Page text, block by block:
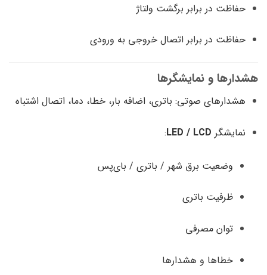
حفاظت در برابر برگشت ولتاژ
حفاظت در برابر اتصال خروجی به ورودی
هشدارها و نمایشگرها
هشدارهای صوتی: باتری، اضافه بار، خطا، دما، اتصال اشتباه
نمایشگر LED / LCD
:
وضعیت برق شهر / باتری / بای‌پس
ظرفیت باتری
توان مصرفی
خطاها و هشدارها